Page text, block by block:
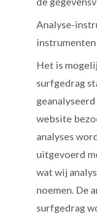
Analyse-
Het is
surfgedrag
website
analyses
uitgevoerd
wat wij
noemen. De
surfgedrag